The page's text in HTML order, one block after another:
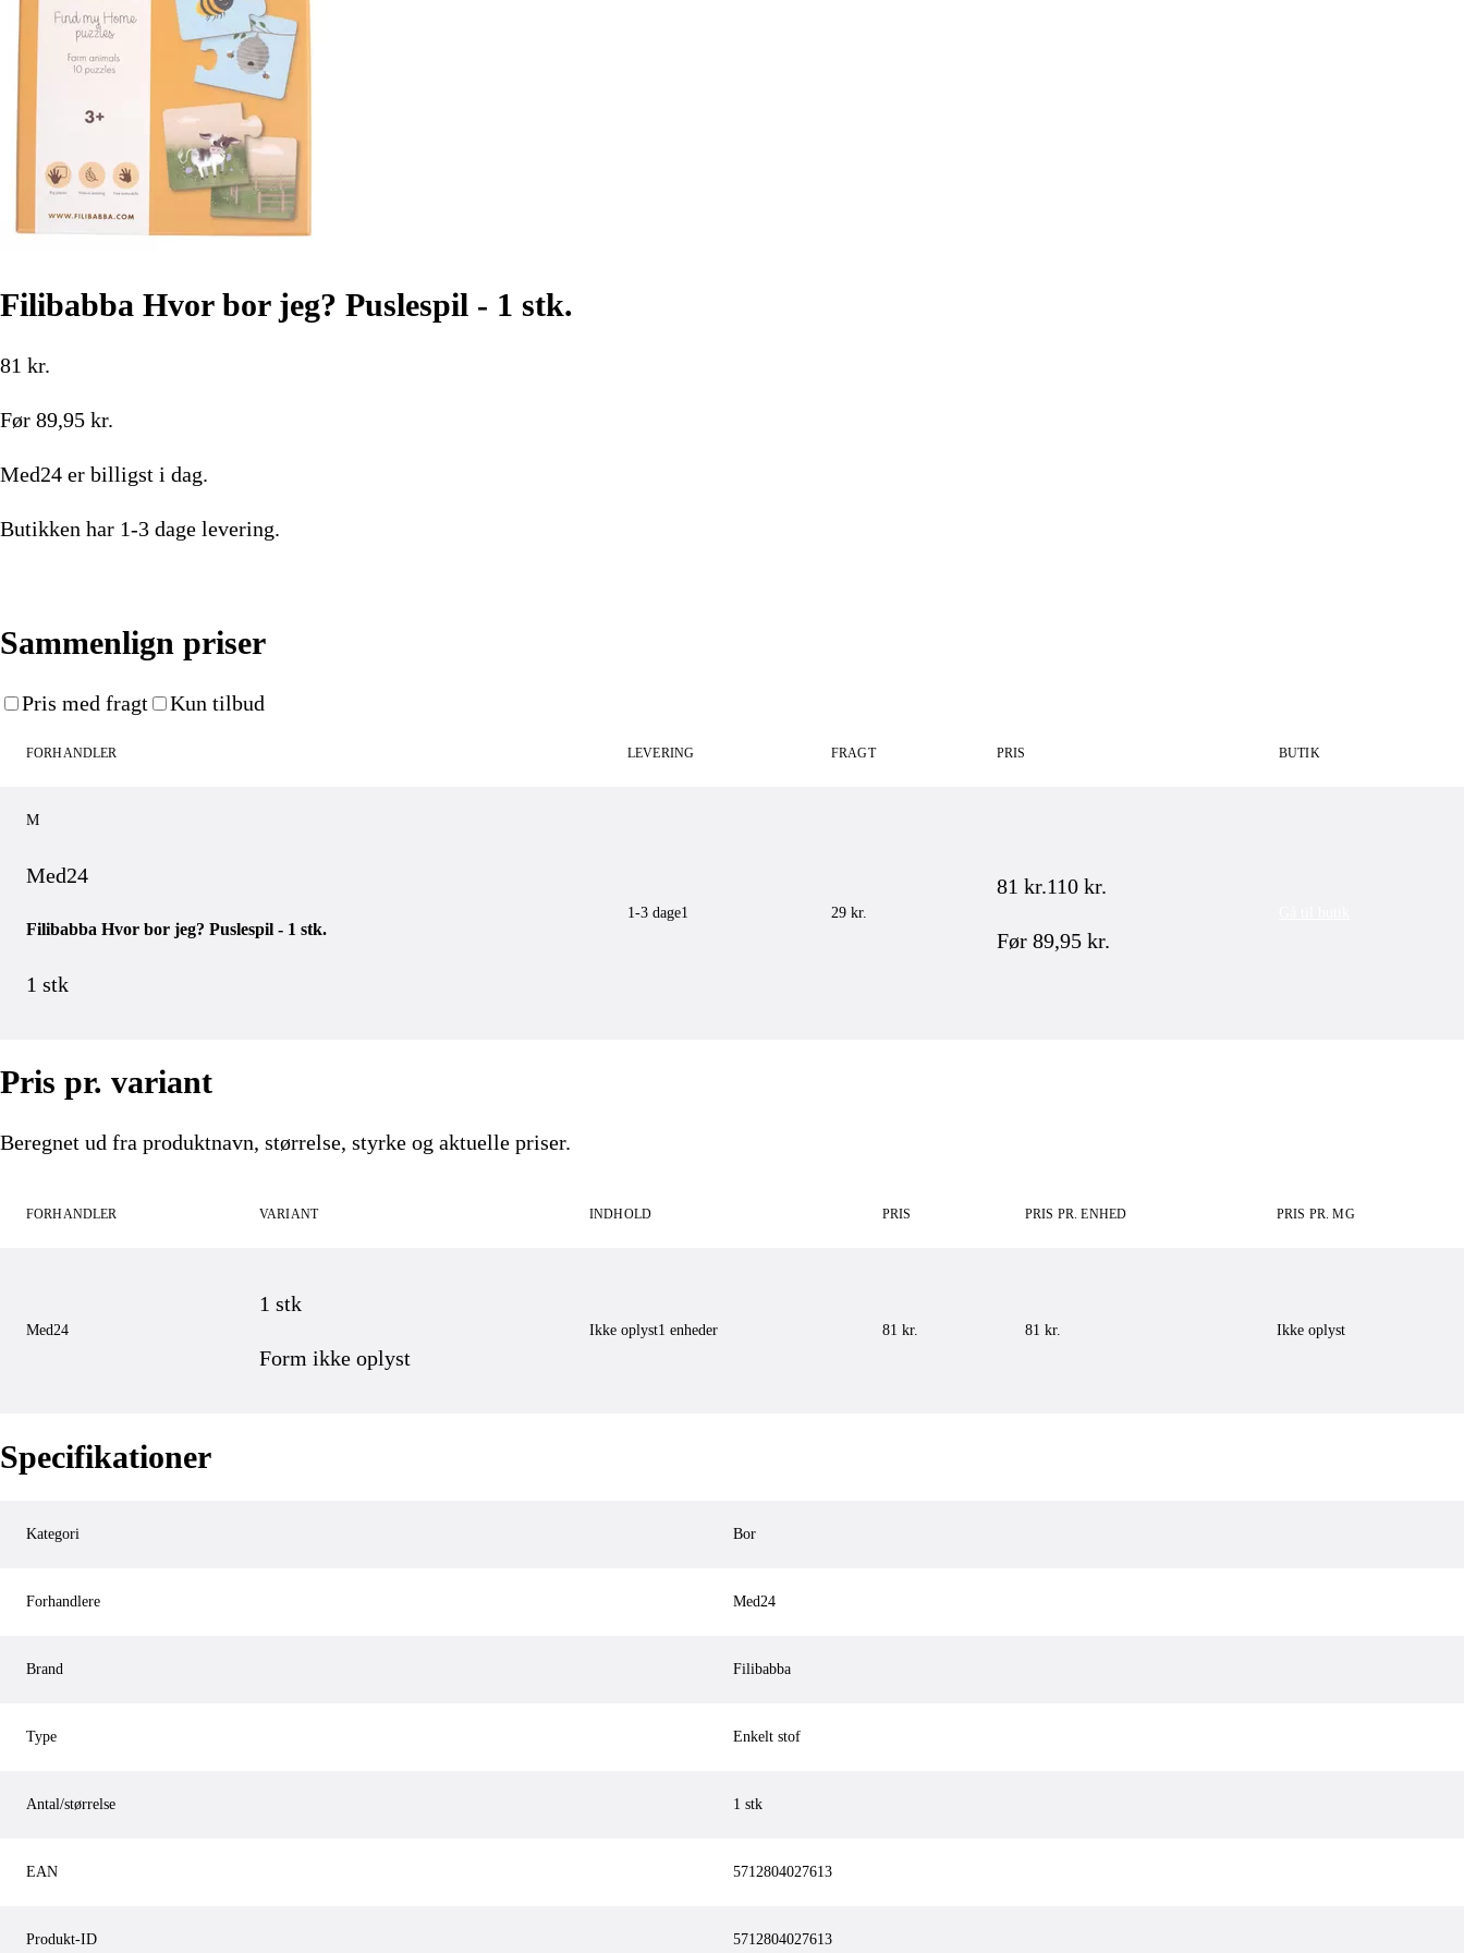
Filibabba Hvor bor jeg? Puslespil - 1 stk.
81 kr.
Før 89,95 kr.
Med24 er billigst i dag.
Butikken har 1-3 dage levering.
Sammenlign priser
Pris med fragt Kun tilbud
FORHANDLER LEVERING FRAGT PRIS BUTIK
M
Med24
Filibabba Hvor bor jeg? Puslespil - 1 stk.
1 stk
1-3 dage1 29 kr.
81 kr.110 kr.
Før 89,95 kr.
Pris pr. variant
Beregnet ud fra produktnavn, størrelse, styrke og aktuelle priser.
FORHANDLER VARIANT INDHOLD PRIS PRIS PR. ENHED PRIS PR. MG
Med24
1 stk
Form ikke oplyst
Ikke oplyst1 enheder 81 kr. 81 kr. Ikke oplyst
Specifikationer
Kategori Bor
Forhandlere Med24
Brand Filibabba
Type Enkelt stof
Antal/størrelse 1 stk
EAN 5712804027613
Produkt-ID 5712804027613